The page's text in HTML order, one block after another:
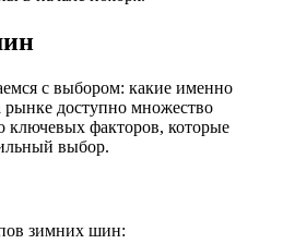
с выбором: какие именно
доступно множество
ключевых факторов, которые
выбор.
зимних шин: